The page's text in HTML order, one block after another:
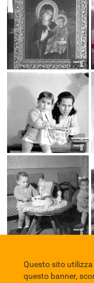
Comune di Eboli
Questo sito
questo banner,